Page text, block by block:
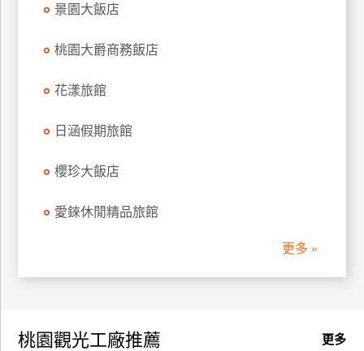
飯
作
景園大飯店
桃園大爵商務飯店
花漾旅館
日涵假期旅館
櫻珍大飯店
愛錸休閒精品旅館
更多 »
更多
桃園觀光工廠推薦